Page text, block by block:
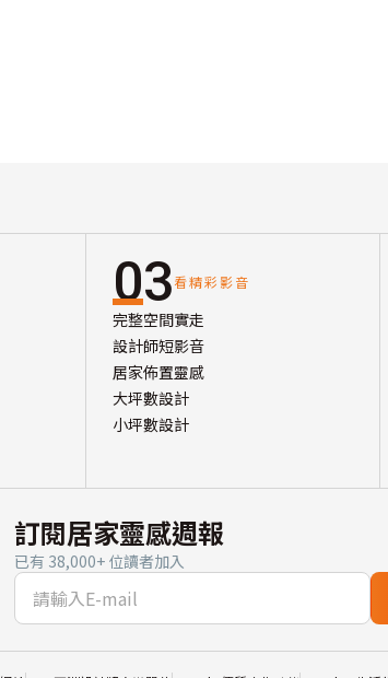
03看精彩影音
完整空間實走
設計師短影音
居家佈置靈感
大坪數設計
小坪數設計
訂閱居家靈感週報
已有 38,000+ 位讀者加入